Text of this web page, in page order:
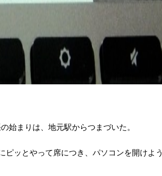
始まりは、地元駅からつまづいた。
ッとやって席につき、パソコンを開けよう